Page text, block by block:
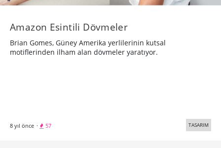
Amazon Esintili Dövmeler
Brian Gomes, Güney Amerika yerlilerinin kutsal
motiflerinden ilham alan dövmeler yaratıyor.
8 yıl önce · 57 TASARIM